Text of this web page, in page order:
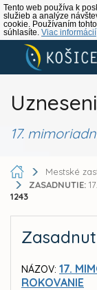
Tento web používa k
služieb a analýze
cookie. Používaním
súhlasíte. Viac informácií
17.
Mestské
ZASADNUTIE:
1243
NÁZOV: 17.
ROKOVANIE